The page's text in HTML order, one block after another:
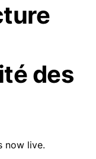
des
now live.